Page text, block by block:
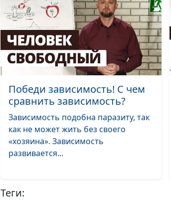
Победи зависимость! С чем
сравнить зависимость?
Зависимость подобна паразиту, так
как не может жить без своего
«хозяина». Зависимость
развивается...
Теги: